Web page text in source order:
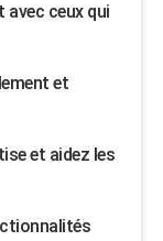
ceux qui
et
et aidez les